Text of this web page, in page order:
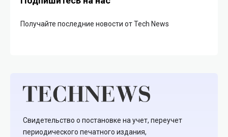
Получайте последние новости от Tech News
Свидетельство о постановке на учет, переучет
периодического печатного издания,